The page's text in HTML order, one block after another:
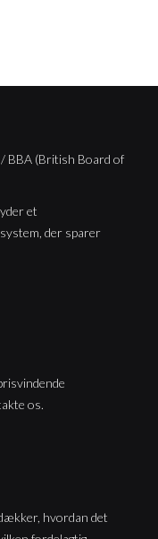
et
der sparer
os.
hvordan det